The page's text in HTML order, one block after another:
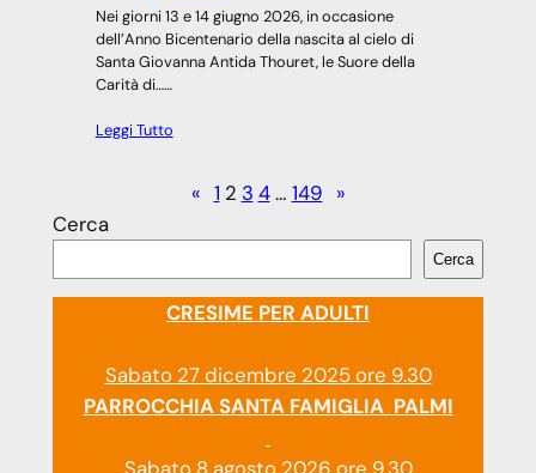
Nei giorni 13 e 14 giugno 2026, in occasione
dell’Anno Bicentenario della nascita al cielo di
Santa Giovanna Antida Thouret, le Suore della
Carità di……
Leggi Tutto
« 1 2 3 4 … 149 »
Cerca
Cerca
CRESIME PER ADULTI
Sabato 27 dicembre 2025 ore 9.30
PARROCCHIA SANTA FAMIGLIA PALMI